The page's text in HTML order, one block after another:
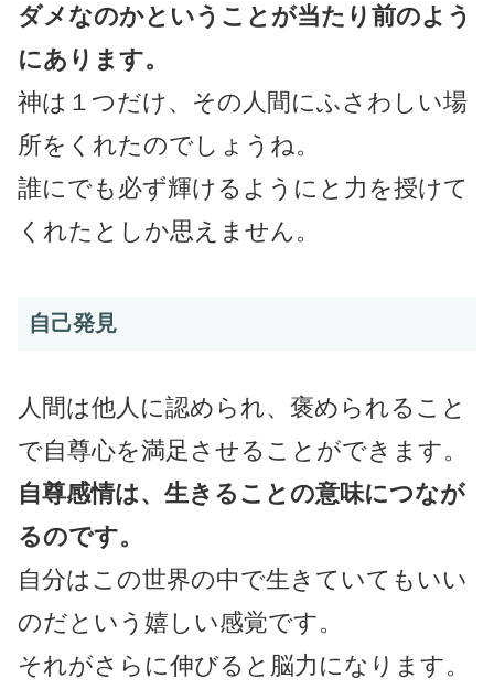
ダメなのかということが当たり前のよう
にあります。
神は１つだけ、その人間にふさわしい場
所をくれたのでしょうね。
誰にでも必ず輝けるようにと力を授けて
くれたとしか思えません。
自己発見
人間は他人に認められ、褒められること
で自尊心を満足させることができます。
自尊感情は、生きることの意味につなが
るのです。
自分はこの世界の中で生きていてもいい
のだという嬉しい感覚です。
それがさらに伸びると脳力になります。